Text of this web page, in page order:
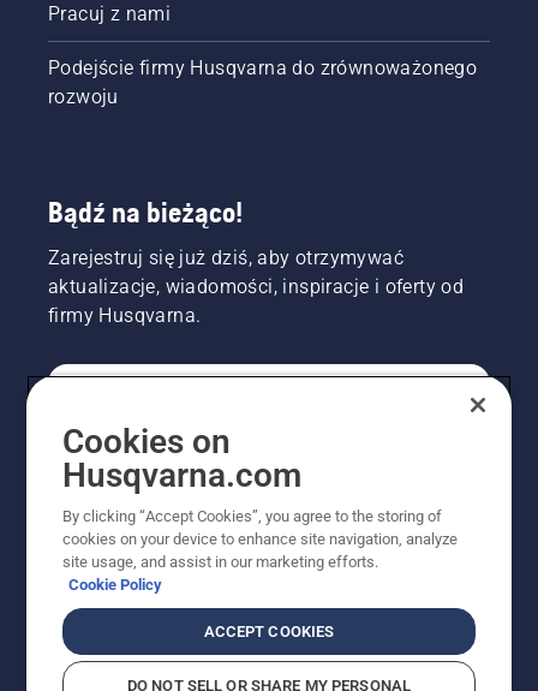
Pracuj z nami
Podejście firmy Husqvarna do zrównoważonego
rozwoju
Bądź na bieżąco!
Zarejestruj się już dziś, aby otrzymywać
aktualizacje, wiadomości, inspiracje i oferty od
firmy Husqvarna.
PROFESJONALISTA
Cookies on
Husqvarna.com
By clicking “Accept Cookies”, you agree to the storing of
cookies on your device to enhance site navigation, analyze
site usage, and assist in our marketing efforts.
Cookie Policy
ACCEPT COOKIES
DO NOT SELL OR SHARE MY PERSONAL